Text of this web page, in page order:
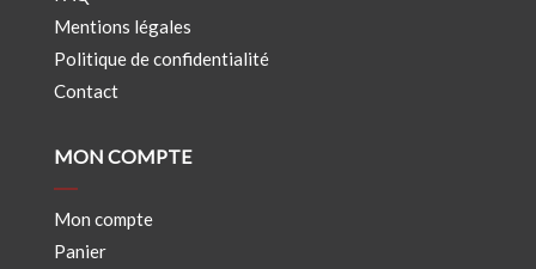
Mentions légales
Politique de confidentialité
Contact
MON COMPTE
Mon compte
Panier